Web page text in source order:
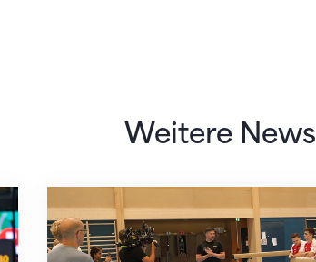
Weitere News
Mit klaren Zielen nach Zagreb